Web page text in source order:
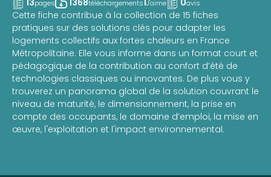
13pages 1368téléchargements1J'aime 0avis
Cette fiche contribue à la collection de 15 fiches
pratiques sur des solutions clés pour adapter les
logements collectifs aux fortes chaleurs en France
Métropolitaine. Elle vous informe dans un format court et
pédagogique de la contribution au confort d’été de
technologies classiques ou innovantes. De plus vous y
trouverez un panorama global de la solution couvrant le
niveau de maturité, le dimensionnement, la prise en
compte des occupants, le domaine d’emploi, la mise en
œuvre, l'exploitation et l'impact environnemental.